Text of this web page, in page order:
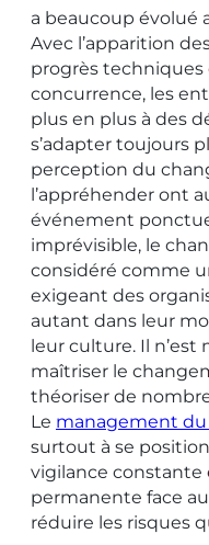
a beaucoup évolué
Avec l’apparition
progrès techniques
concurrence, les
plus en plus à des
s’adapter toujours
perception du
l’appréhender ont
événement
imprévisible, le
considéré comme
exigeant des
autant dans leur
leur culture. Il
maîtriser le
théoriser de
Le management
surtout à se
vigilance constante
permanente face
réduire les risques